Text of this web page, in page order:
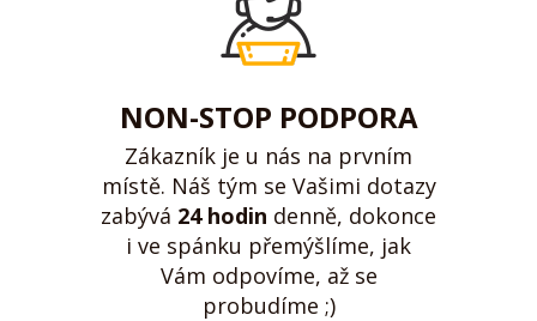
NON-STOP PODPORA
Zákazník je u nás na prvním
místě. Náš tým se Vašimi dotazy
zabývá 24 hodin denně, dokonce
i ve spánku přemýšlíme, jak
Vám odpovíme, až se
probudíme ;)